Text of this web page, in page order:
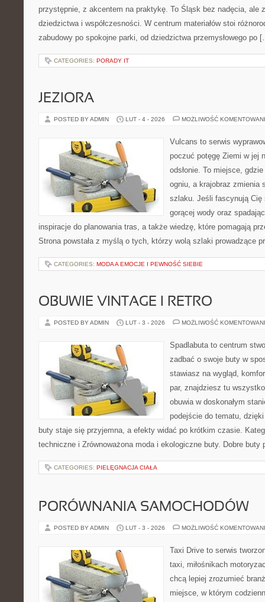
przystępnie, z akcentem na praktykę. To Śląsk bez nadęcia, ale
dziedzictwa i współczesności. W centrum materiałów stoi
zabudowy po spokojne parki, od dziedzictwa przemysłowego po
CATEGORIES: PORADY IT
JEZIORA
POSTED BY ADMIN LUT - 4 - 2026 MOŻLIWOŚĆ
Vulcans to serwis
poczuć potęgę Ziemi w jej
odsłonie. To miejsce,
ogniu, a krajobraz zmienia
szlaku. Jeśli fascynują
gorącej wody oraz
inspiracje do planowania tras, a także wiedzę, które pomagają
Strona powstała z myślą o tych, którzy wolą szlaki prowadzące
CATEGORIES: MODA A EMOCJE I PEWNOŚĆ SIEBIE
OBUWIE VINTAGE I RETRO
POSTED BY ADMIN LUT - 3 - 2026 MOŻLIWOŚĆ
Spadlabuta to centrum
zadbać o swoje buty w
stawiasz na wygląd,
par, znajdziesz tu
obuwia w doskonałym
podejście do tematu,
buty staje się przyjemna, a efekty widać po krótkim czasie.
techniczne i Zrównoważona moda i ekologiczne buty. Dobre
CATEGORIES: PIELĘGNACJA CIAŁA
PORÓWNANIA SAMOCHODÓW
POSTED BY ADMIN LUT - 3 - 2026 MOŻLIWOŚĆ
Taxi Drive to serwis
taxi, miłośnikach
chcą lepiej zrozumieć
miejsce, w którym